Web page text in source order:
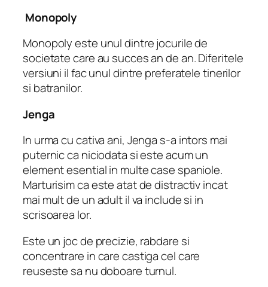
Monopoly
Monopoly este unul dintre jocurile de
societate care au succes an de an. Diferitele
versiuni il fac unul dintre preferatele tinerilor
si batranilor.
Jenga
In urma cu cativa ani, Jenga s-a intors mai
puternic ca niciodata si este acum un
element esential in multe case spaniole.
Marturisim ca este atat de distractiv incat
mai mult de un adult il va include si in
scrisoarea lor.
Este un joc de precizie, rabdare si
concentrare in care castiga cel care
reuseste sa nu doboare turnul.